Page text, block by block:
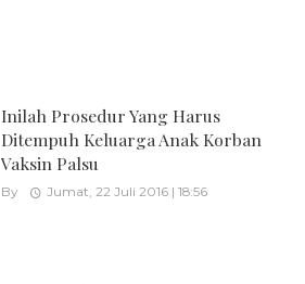
Inilah Prosedur Yang Harus
Ditempuh Keluarga Anak Korban
Vaksin Palsu
By Jumat, 22 Juli 2016 | 18:56